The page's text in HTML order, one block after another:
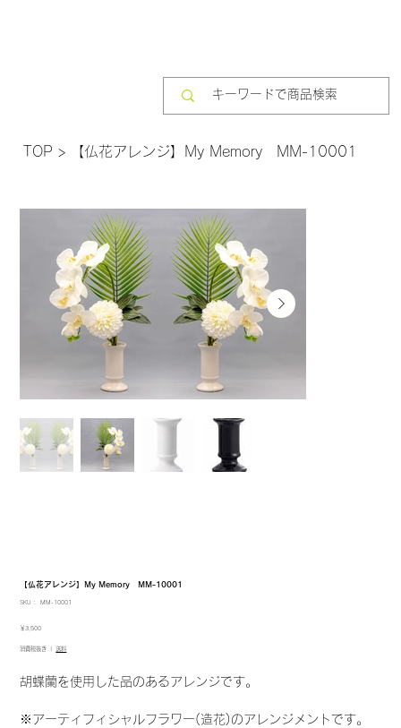
TOP > 【仏花アレンジ】My Memory MM-10001
【仏花アレンジ】My Memory MM-10001
SKU：
SKU：
MM-10001
価
￥3,500
消費税抜き | 送料
胡蝶蘭を使用した品のあるアレンジです。
※アーティフィシャルフラワー(造花)のアレンジメントです。